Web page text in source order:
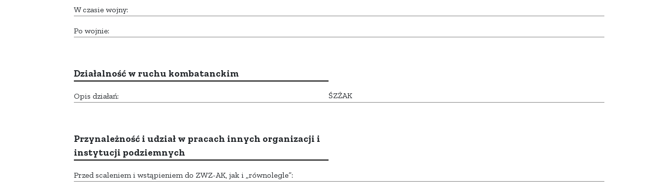
W czasie wojny:
Po wojnie:
Działalność w ruchu kombatanckim
Opis działań: ŚZŻAK
Przynależność i udział w pracach innych organizacji i
instytucji podziemnych
Przed scaleniem i wstąpieniem do ZWZ-AK, jak i „równolegle”: